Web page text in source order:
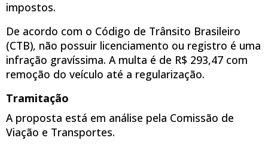
impostos.
De acordo com o Código de Trânsito Brasileiro
(CTB), não possuir licenciamento ou registro é uma
infração gravíssima. A multa é de R$ 293,47 com
remoção do veículo até a regularização.
Tramitação
A proposta está em análise pela Comissão de
Viação e Transportes.